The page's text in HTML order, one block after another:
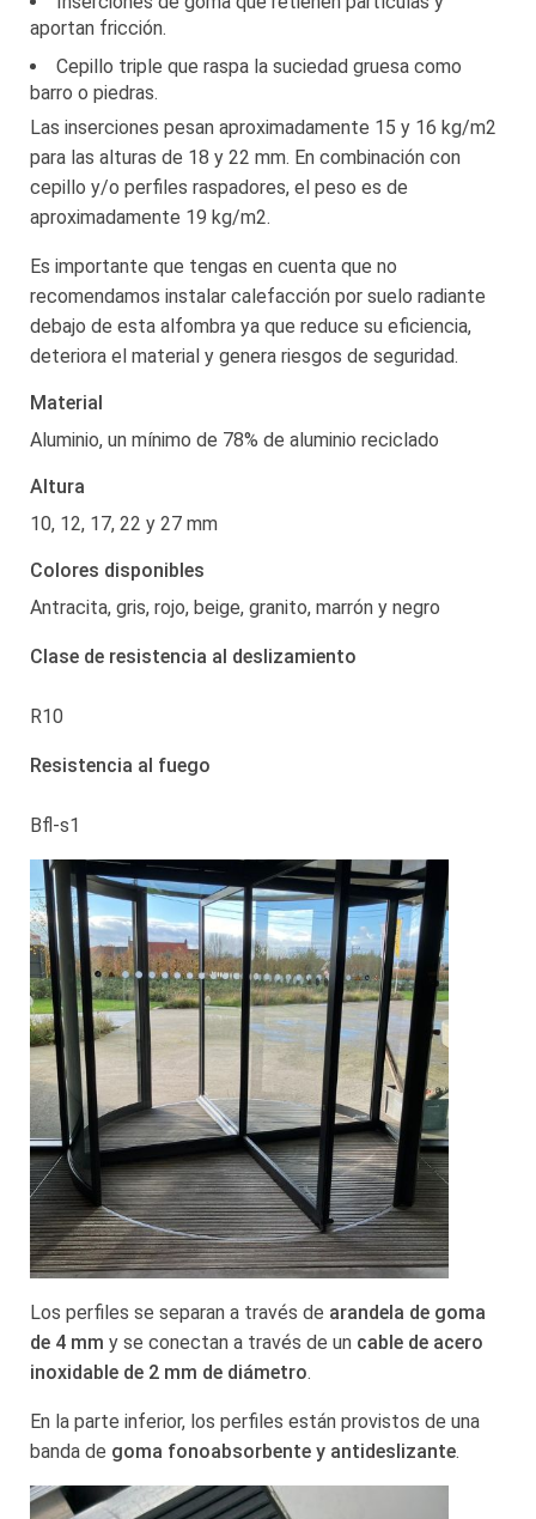
aportan fricción.
Cepillo triple que raspa la suciedad gruesa como
barro o piedras.
Las inserciones pesan aproximadamente 15 y 16 kg/m2
para las alturas de 18 y 22 mm. En combinación con
cepillo y/o perfiles raspadores, el peso es de
aproximadamente 19 kg/m2.
Es importante que tengas en cuenta que no
recomendamos instalar calefacción por suelo radiante
debajo de esta alfombra ya que reduce su eficiencia,
deteriora el material y genera riesgos de seguridad.
Material
Aluminio, un mínimo de 78% de aluminio reciclado
Altura
10, 12, 17, 22 y 27 mm
Colores disponibles
Antracita, gris, rojo, beige, granito, marrón y negro
Clase de resistencia al deslizamiento
R10
Resistencia al fuego
Bfl-s1
Los perfiles se separan a través de arandela de goma
de 4 mm y se conectan a través de un cable de acero
inoxidable de 2 mm de diámetro.
En la parte inferior, los perfiles están provistos de una
banda de goma fonoabsorbente y antideslizante.